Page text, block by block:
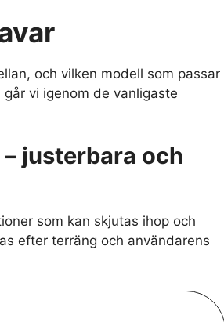
och vilken modell som passar
vi igenom de vanligaste
justerbara och
som kan skjutas ihop och
efter terräng och användarens